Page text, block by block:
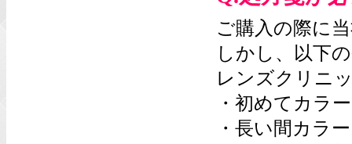
ご購入の際に
しかし、以下
レンズクリニ
・初めてカラ
・長い間カラ